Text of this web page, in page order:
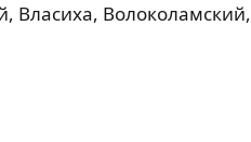
Власиха, Волоколамский,